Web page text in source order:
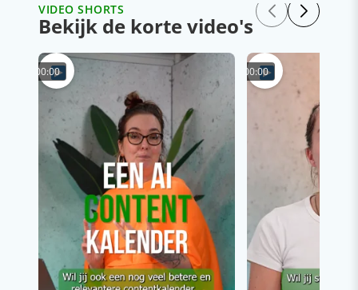
VIDEO SHORTS
Bekijk de korte video's
00:00 00:00